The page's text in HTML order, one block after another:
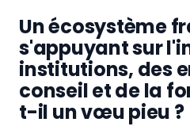
Un écosystème
s'appuyant sur
institutions, des
conseil et de la
t-il un vœu pieu ?